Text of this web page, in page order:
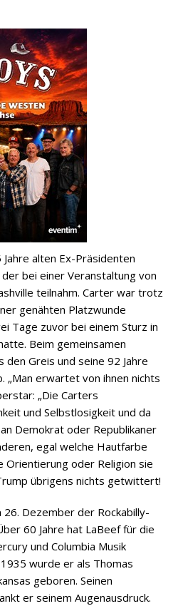
alten Ex-Präsidenten
bei einer Veranstaltung von
teilnahm. Carter war trotz
genähten Platzwunde
Tage zuvor bei einem Sturz in
Beim gemeinsamen
Greis und seine 92 Jahre
„Man erwartet von ihnen nichts
„Die Carters
und Selbstlosigkeit und da
Demokrat oder Republikaner
egal welche Hautfarbe
Orientierung oder Religion sie
übrigens nichts getwittert!
Dezember der Rockabilly-
60 Jahre hat LaBeef für die
und Columbia Musik
wurde er als Thomas
geboren. Seinen
er seinem Augenausdruck.